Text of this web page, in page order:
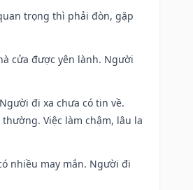
trọng thì phải đòn, gặp
cửa được yên lành. Người
đi xa chưa có tin về.
Việc làm chậm, lâu la
nhiều may mắn. Người đi